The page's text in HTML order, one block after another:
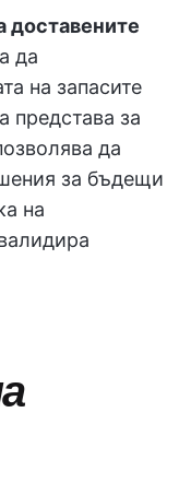
доставените
да
на запасите
представа за
да
за бъдещи
на